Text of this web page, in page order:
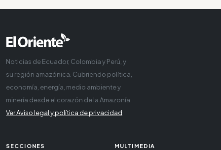
Noticias de Ecuador, Colombia y Perú, y
su región amazónica. Cubriendo política,
economía, energía, medio ambiente y
minería desde el corazón de la Amazonía
Ver Aviso legal y política de privacidad
SECCIONES MULTIMEDIA